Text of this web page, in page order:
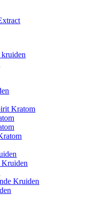
Kratom
Kruiden
Kruiden